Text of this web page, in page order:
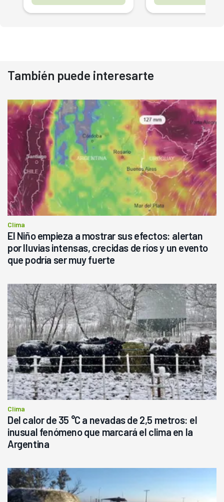
También puede interesarte
Clima
El Niño empieza a mostrar sus efectos: alertan
por lluvias intensas, crecidas de ríos y un evento
que podría ser muy fuerte
Clima
Del calor de 35 °C a nevadas de 2,5 metros: el
inusual fenómeno que marcará el clima en la
Argentina